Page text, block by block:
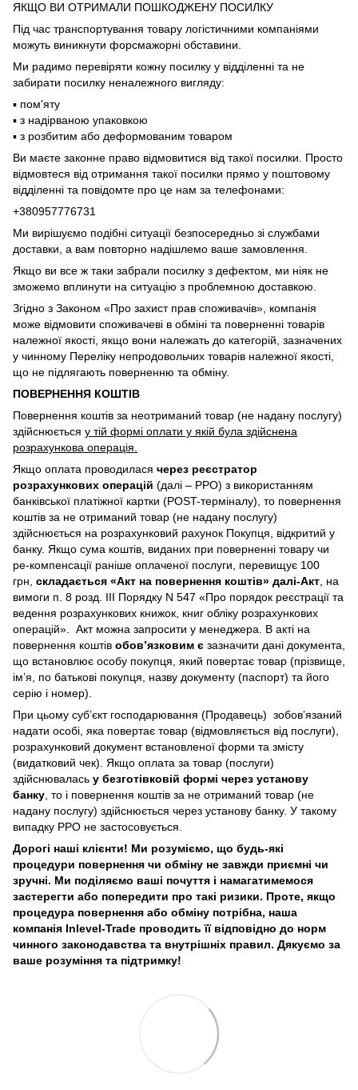
ЯКЩО ВИ ОТРИМАЛИ ПОШКОДЖЕНУ ПОСИЛКУ
Під час транспортування товару логістичними компаніями
можуть виникнути форсмажорні обставини.
Ми радимо перевіряти кожну посилку у відділенні та не
забирати посилку неналежного вигляду:
▪️ пом'яту
▪️ з надірваною упаковкою
▪️ з розбитим або деформованим товаром
Ви маєте законне право відмовитися від такої посилки. Просто
відмовтеся від отримання такої посилки прямо у поштовому
відділенні та повідомте про це нам за телефонами:
+380957776731
Ми вирішуємо подібні ситуації безпосередньо зі службами
доставки, а вам повторно надішлемо ваше замовлення.
Якщо ви все ж таки забрали посилку з дефектом, ми ніяк не
зможемо вплинути на ситуацію з проблемною доставкою.
Згідно з Законом «Про захист прав споживачів», компанія
може відмовити споживачеві в обміні та поверненні товарів
належної якості, якщо вони належать до категорій, зазначених
у чинному Переліку непродовольчих товарів належної якості,
що не підлягають поверненню та обміну.
ПОВЕРНЕННЯ КОШТІВ
Повернення коштів за неотриманий товар (не надану послугу)
здійснюється у тій формі оплати у якій була здійснена
розрахункова операція.
Якщо оплата проводилася через реєстратор
розрахункових операцій (далі – РРО) з використанням
банківської платіжної картки (POST-терміналу), то повернення
коштів за не отриманий товар (не надану послугу)
здійснюється на розрахунковий рахунок Покупця, відкритий у
банку. Якщо сума коштів, виданих при поверненні товару чи
ре-компенсації раніше оплаченої послуги, перевищує 100
грн, складається «Акт на повернення коштів» далі-Акт, на
вимоги п. 8 розд. III Порядку N 547 «Про порядок реєстрації та
ведення розрахункових книжок, книг обліку розрахункових
операцій». Акт можна запросити у менеджера. В акті на
повернення коштів обов’язковим є зазначити дані документа,
що встановлює особу покупця, який повертає товар (прізвище,
ім’я, по батькові покупця, назву документу (паспорт) та його
серію і номер).
При цьому суб’єкт господарювання (Продавець) зобов’язаний
надати особі, яка повертає товар (відмовляється від послуги),
розрахунковий документ встановленої форми та змісту
(видатковий чек). Якщо оплата за товар (послуги)
здійснювалась у безготівковій формі через установу
банку, то і повернення коштів за не отриманий товар (не
надану послугу) здійснюється через установу банку. У такому
випадку РРО не застосовується.
Дорогі наші клієнти! Ми розуміємо, що будь-які
процедури повернення чи обміну не завжди приємні чи
зручні. Ми поділяємо ваші почуття і намагатимемося
застерегти або попередити про такі ризики. Проте, якщо
процедура повернення або обміну потрібна, наша
компанія Inlevel-Trade проводить її відповідно до норм
чинного законодавства та внутрішніх правил. Дякуємо за
ваше розуміння та підтримку!